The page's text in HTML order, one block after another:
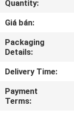
CHÚNG
TÔI
THAM
QUAN
Quantity:
Giá bán:
Packaging
Details:
Delivery Time:
Payment
Terms: